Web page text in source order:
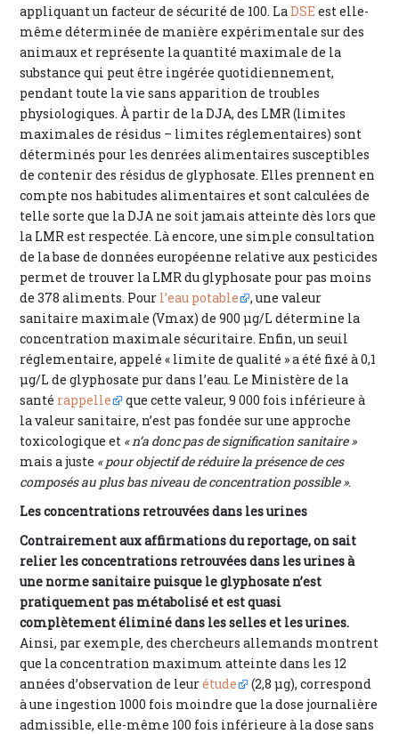
appliquant un facteur de sécurité de 100. LaDSEest elle-
même déterminée de manière expérimentale sur des
animaux et représente la quantité maximale de la
substance qui peut être ingérée quotidiennement,
pendant toute la vie sans apparition de troubles
physiologiques. À partir de la DJA, des LMR (limites
maximales de résidus – limites réglementaires) sont
déterminés pour les denrées alimentaires susceptibles
de contenir des résidus de glyphosate. Elles prennent en
compte nos habitudes alimentaires et sont calculées de
telle sorte que la DJA ne soit jamais atteinte dès lors que
la LMR est respectée. Là encore, une simple consultation
de la base de données européenne relative aux pesticides
permet de trouver la LMR du glyphosate pour pas moins
de 378 aliments. Pour l’eau potable
, une valeur
sanitaire maximale (Vmax) de 900 μg/L détermine la
concentration maximale sécuritaire. Enfin, un seuil
réglementaire, appelé « limite de qualité » a été fixé à 0,1
μg/L de glyphosate pur dans l’eau. Le Ministère de la
santé rappelle
que cette valeur, 9 000 fois inférieure à
la valeur sanitaire, n’est pas fondée sur une approche
toxicologique et « n’a donc pas de signification sanitaire »
mais a juste « pour objectif de réduire la présence de ces
composés au plus bas niveau de concentration possible ».
Les concentrations retrouvées dans les urines
Contrairement aux affirmations du reportage, on sait
relier les concentrations retrouvées dans les urines à
une norme sanitaire puisque le glyphosate n’est
pratiquement pas métabolisé et est quasi
complètement éliminé dans les selles et les urines.
Ainsi, par exemple, des chercheurs allemands montrent
que la concentration maximum atteinte dans les 12
années d’observation de leurétude
(2,8 μg), correspond
à une ingestion 1000 fois moindre que la dose journalière
admissible, elle-même 100 fois inférieure à la dose sans